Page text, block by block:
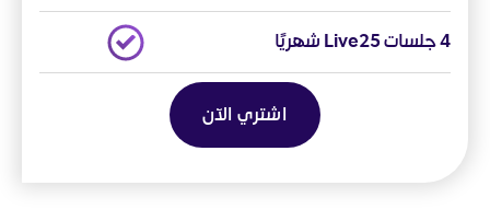
4 جلسات Live25 شهريًا
اشتري الآن